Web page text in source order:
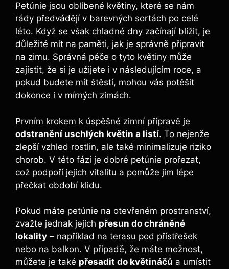
Petúnie jsou oblíbené květiny, které se nám
rády předvádějí v barevných sortách po celé
léto. Když se však chladné dny začínají blížit, je
důležité mít na paměti, jak je správně připravit
na zimu. Správná péče o tyto květiny může
zajistit, že si je užijete i v následujícím roce, a
pokud budete mít štěstí, mohou vás potěšit
dokonce i v mírných zimách.
Prvním krokem k úspěšné zimní přípravě je
odstranění uschlých květin a listí. To nejenže
zlepší vzhled rostlin, ale také minimalizuje riziko
chorob. V této fázi je dobré petúnie prořezat,
což podpoří jejich vitalitu a pomůže jim lépe
přečkat období klidu.
Pokud máte petúnie na otevřeném prostranství,
zvažte jednak jejich přesun do chráněné
lokality – například na terasu pod přístřešek
nebo na balkon. V případě, že máte možnost,
můžete je také přesadit do květináčů a umístit